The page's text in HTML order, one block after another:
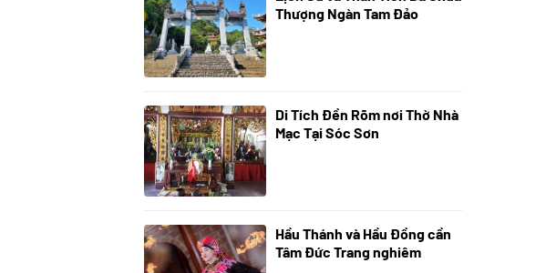
Thượng Ngàn Tam Đảo
05/07/2024
Di Tích Đền Rõm nơi Thờ Nhà
Mạc Tại Sóc Sơn
05/07/2024
Hầu Thánh và Hầu Đồng cần
Tâm Đức Trang nghiêm